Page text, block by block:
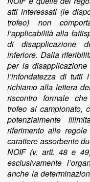
atti interessati (le
trofeo) non
l’applicabilità alla
di disapplicazione
inferiore. Dalla
per la
l’infondatezza di
richiamo alla lettera
riscontro formale
trofeo al campionato,
potenzialmente
riferimento alle
carattere assorbente
NOIF (v. artt. 48 e
esclusivamente
anche la